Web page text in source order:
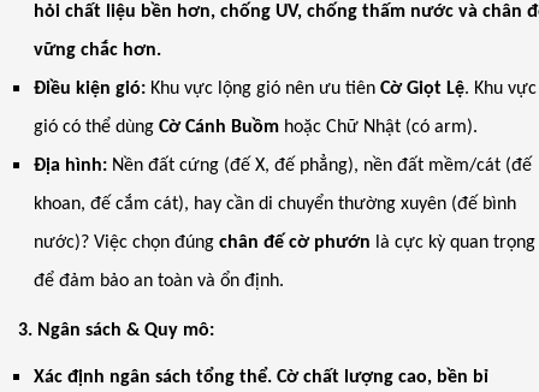
hỏi chất liệu bền hơn, chống UV, chống thấm nước và chân
vững chắc hơn.
Điều kiện gió: Khu vực lộng gió nên ưu tiênCờ Giọt Lệ. Khu
gió có thể dùngCờ Cánh Buồm hoặc Chữ Nhật (có arm).
Địa hình: Nền đất cứng (đế X, đế phẳng), nền đất mềm/cát (đế
khoan, đế cắm cát), hay cần di chuyển thường xuyên (đế bình
nước)? Việc chọn đúngchân đế cờ phướn là cực kỳ quan trọng
để đảm bảo an toàn và ổn định.
3. Ngân sách & Quy mô:
Xác định ngân sách tổng thể. Cờ chất lượng cao, bền bỉ